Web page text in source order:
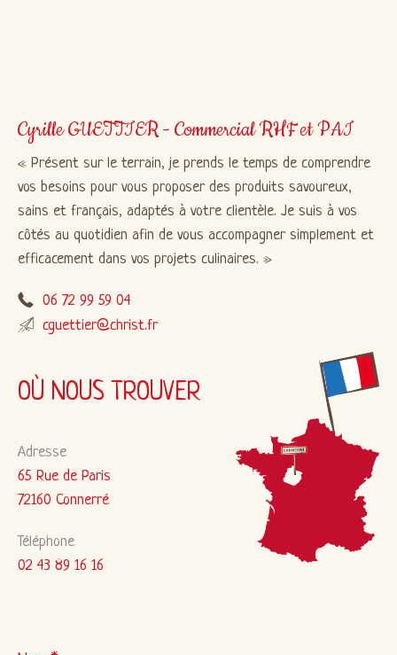
Cyrille GUETTIER - Commercial RHF et PAI
Présent sur le terrain, je prends le temps de comprendre
vos besoins pour vous proposer des produits savoureux,
sains et français, adaptés à votre clientèle. Je suis à vos
côtés au quotidien afin de vous accompagner simplement et
efficacement dans vos projets culinaires.
06 72 99 59 04
cguettier@christ.fr
OÙ NOUS TROUVER
Adresse
65 Rue de Paris
72160 Connerré
Téléphone
02 43 89 16 16